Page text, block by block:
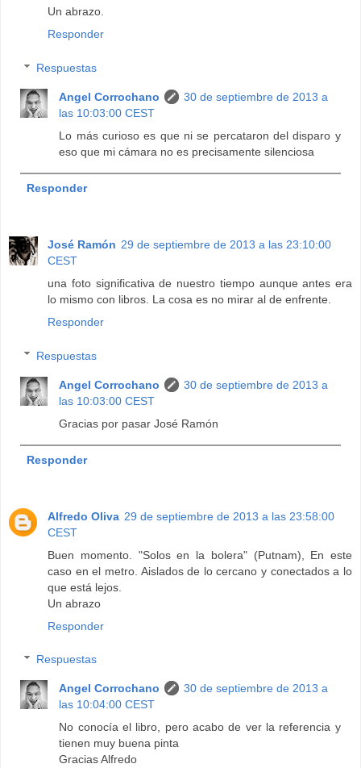
Un abrazo.
Responder
Respuestas
Angel Corrochano
30 de septiembre de 2013 a
las 10:03:00 CEST
Lo más curioso es que ni se percataron del disparo y
eso que mi cámara no es precisamente silenciosa
Responder
José Ramón 29 de septiembre de 2013 a las 23:10:00
CEST
una foto significativa de nuestro tiempo aunque antes era
lo mismo con libros. La cosa es no mirar al de enfrente.
Responder
Respuestas
Angel Corrochano
30 de septiembre de 2013 a
las 10:03:00 CEST
Gracias por pasar José Ramón
Responder
Alfredo Oliva 29 de septiembre de 2013 a las 23:58:00
CEST
Buen momento. "Solos en la bolera" (Putnam), En este
caso en el metro. Aislados de lo cercano y conectados a lo
que está lejos.
Un abrazo
Responder
Respuestas
Angel Corrochano
30 de septiembre de 2013 a
las 10:04:00 CEST
No conocía el libro, pero acabo de ver la referencia y
tienen muy buena pinta
Gracias Alfredo